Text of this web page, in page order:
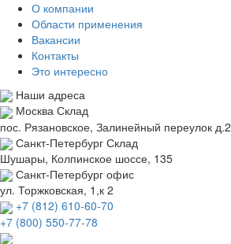
О компании
Области применения
Вакансии
Контакты
Это интересно
Наши адреса
Москва Склад
пос. Рязановское, Залинейный переулок д.2
Санкт-Петербург Склад
Шушары, Колпинское шоссе, 135
Санкт-Петербург офис
ул. Торжковская, 1,к 2
+7 (812) 610-60-70
+7 (800) 550-77-78